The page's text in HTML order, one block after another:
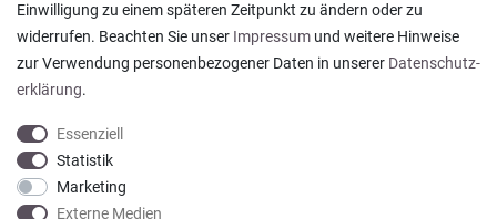
sogar mit Pflegehinweis!
Datum der Veröffentlichung: 05.08.2026
Datum der Kauferfahrung: 29.07.2026
922 Bewertungen
Einwilligung zu einem späteren Zeitpunkt zu ändern oder zu
widerrufen. Beachten Sie unser Impressum und weitere Hinweise
zur Verwendung personenbezogener Daten in unserer Daten­schutz­
erklärung.
Essenziell
Statistik
Marketing
Externe Medien